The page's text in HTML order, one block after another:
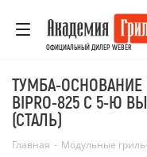
ОФИЦИАЛЬНЫЙ ДИЛЕР WEBER
ТУМБА-ОСНОВАНИЕ
BIPRO-825 С 5-Ю
(СТАЛЬ)
Главная - Модульные